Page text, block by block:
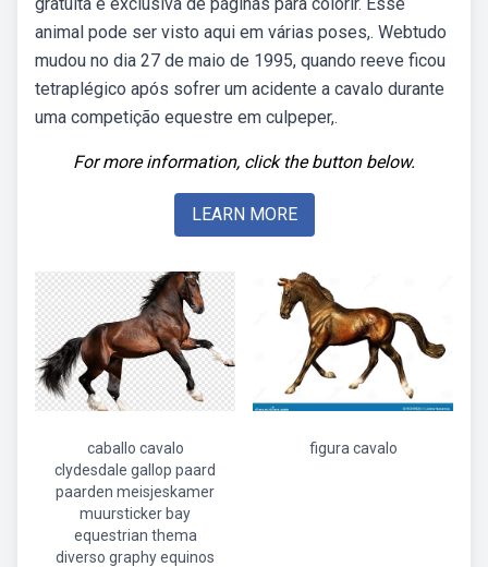
animal pode ser visto aqui em várias poses,. Webtudo
mudou no dia 27 de maio de 1995, quando reeve ficou
tetraplégico após sofrer um acidente a cavalo durante
uma competição equestre em culpeper,.
For more information, click the button below.
LEARN MORE
caballo cavalo
clydesdale gallop paard
paarden meisjeskamer
muursticker bay
equestrian thema
diverso graphy equinos
figura cavalo